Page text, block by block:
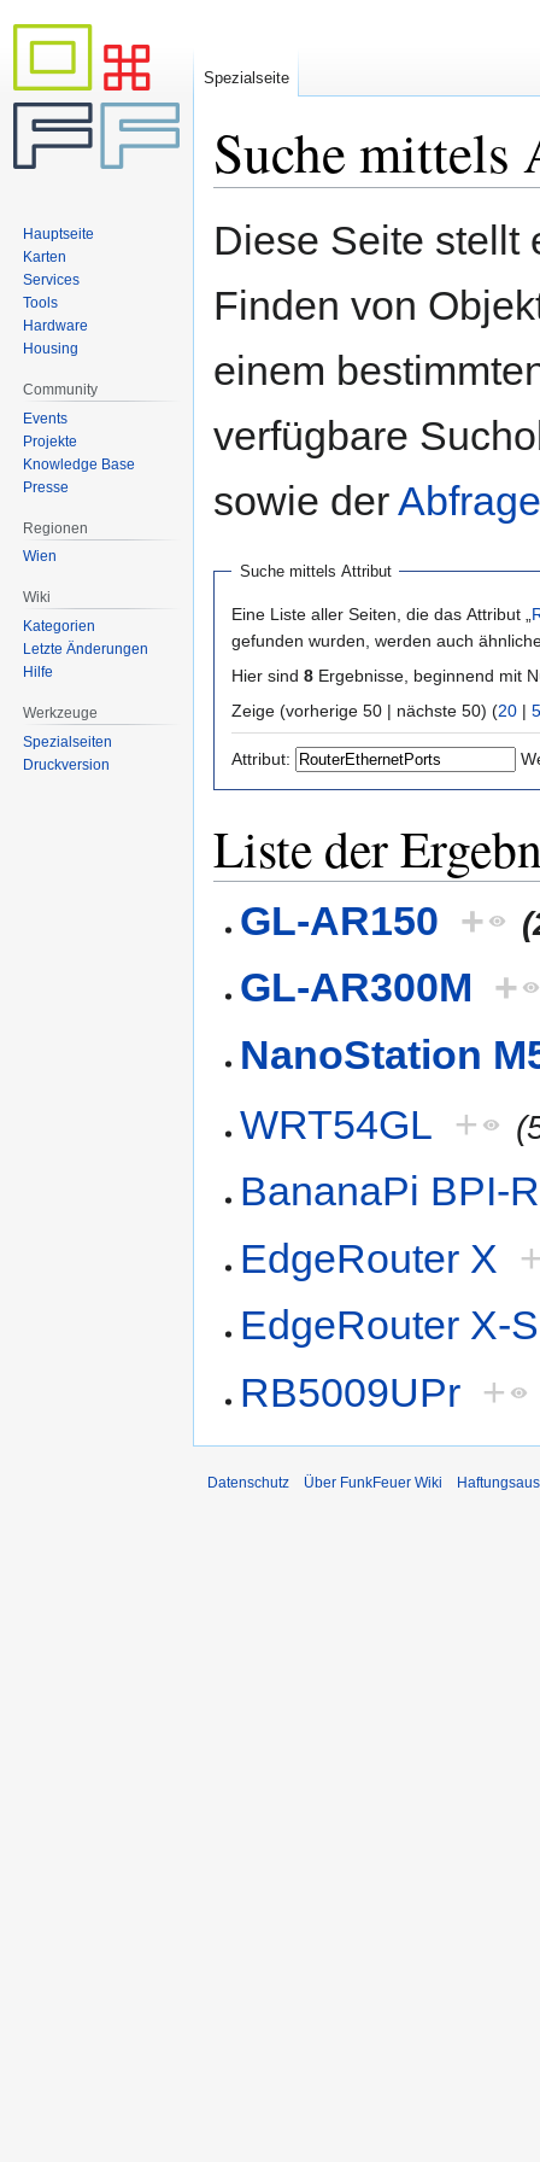
Suche
Navigation
Suche
Diese Seite
Finden von
einem
verfügbare
sowie der
Suche mittels Attribut
Eine Liste aller Seiten, die das Attribut „
gefunden wurden, werden auch
Hier sind 8 Ergebnisse, beginnend mit
Zeige (vorherige 50 | nächste 50) (20 |
Attribut:
Liste der
GL-AR150 +
GL-AR300M +
NanoStation
WRT54GL +
BananaPi BPI-
EdgeRouter X
EdgeRouter X-
RB5009UPr +
Spezialseite
Hauptseite
Karten
Services
Tools
Hardware
Housing
Community
Events
Projekte
Knowledge Base
Presse
Regionen
Wien
Wiki
Kategorien
Letzte Änderungen
Hilfe
Werkzeuge
Spezialseiten
Druckversion
Datenschutz Über FunkFeuer Wiki